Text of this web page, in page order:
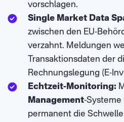
vorschlagen.
Single Market Data
zwischen den EU-
verzahnt. Meldungen
Transaktionsdaten der
Rechnungslegung (E-
Echtzeit-Monitoring:
Management-Systeme
permanent die